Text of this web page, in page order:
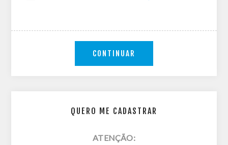
QUERO ME CADASTRAR
ATENÇÃO:
CONTINUAR